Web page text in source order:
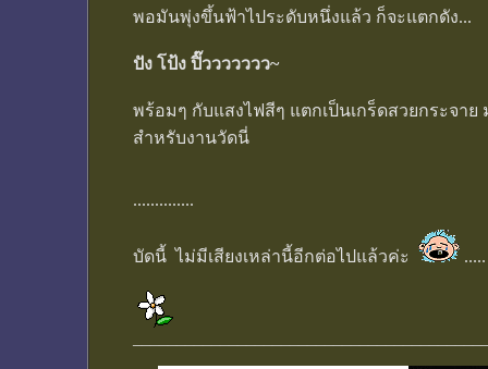
พอมันพุ่งขึ้นฟ้าไประดับหนึ่งแล้ว ก็จะแตกดัง...
ปัง โป้ง ปิ๊ววววววว~
พร้อมๆ กับแสงไฟสีๆ แตกเป็นเกร็ดสวยกระจาย
สำหรับงานวัดนี่
..............
บัดนี้ ไม่มีเสียงเหล่านี้อีกต่อไปแล้วค่ะ .....